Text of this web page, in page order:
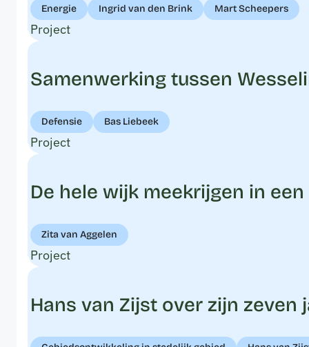
Energie Ingrid van den Brink Mart Scheepers
Project
Samenwerking tussen
Defensie Bas Liebeek
Project
De hele wijk meekrijgen in
Zita van Aggelen
Project
Hans van Zijst over zijn